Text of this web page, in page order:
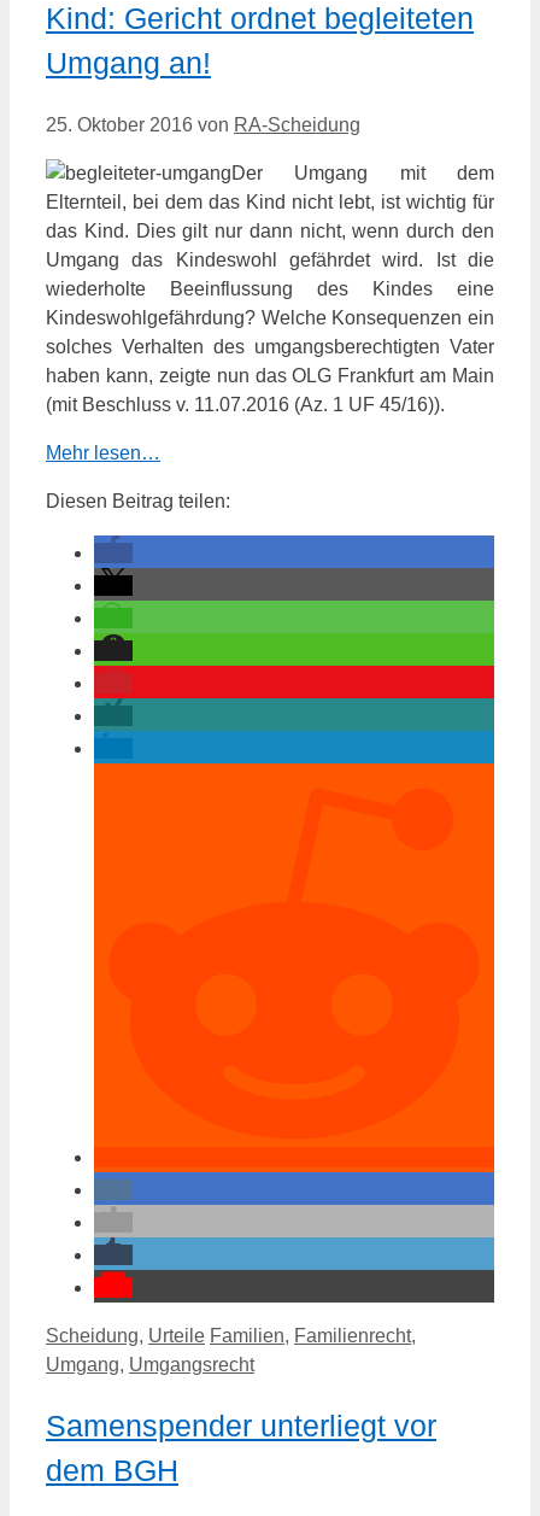
Kind: Gericht ordnet begleiteten
Umgang an!
25. Oktober 2016 von RA-Scheidung
Der Umgang mit dem
Elternteil, bei dem das Kind nicht lebt, ist wichtig für
das Kind. Dies gilt nur dann nicht, wenn durch den
Umgang das Kindeswohl gefährdet wird. Ist die
wiederholte Beeinflussung des Kindes eine
Kindeswohlgefährdung? Welche Konsequenzen ein
solches Verhalten des umgangsberechtigten Vater
haben kann, zeigte nun das OLG Frankfurt am Main
(mit Beschluss v. 11.07.2016 (Az. 1 UF 45/16)).
Mehr lesen…
Diesen Beitrag teilen:
Kategorien
Scheidung, Urteile Schlagwörter
Familien, Familienrecht,
Umgang, Umgangsrecht
Samenspender unterliegt vor
dem BGH